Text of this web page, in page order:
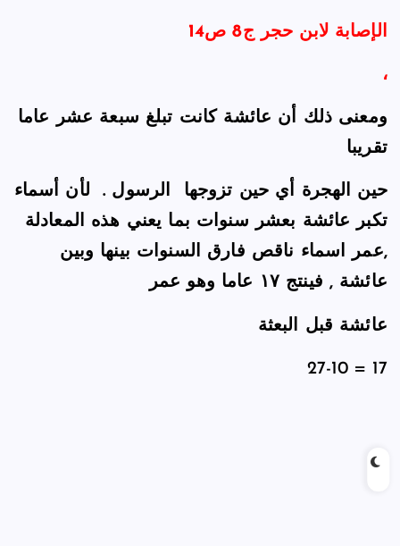
الإصابة لابن حجر ج8 ص14
،
ومعنى ذلك أن عائشة كانت تبلغ سبعة عشر عاما
تقريبا
حين الهجرة أي حين تزوجها الرسول . لأن أسماء
تكبر عائشة بعشر سنوات بما يعني هذه المعادلة
,عمر اسماء ناقص فارق السنوات بينها وبين
عائشة , فينتج ١٧ عاما وهو عمر
عائشة قبل البعثة
27-10 = 17